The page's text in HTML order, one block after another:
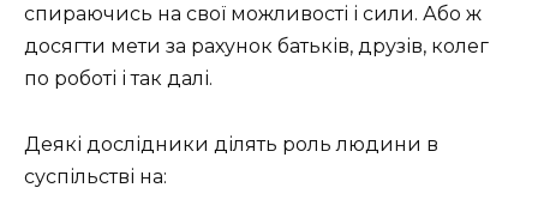
спираючись на свої можливості і сили. Або ж
досягти мети за рахунок батьків, друзів, колег
по роботі і так далі.
Деякі дослідники ділять роль людини в
суспільстві на: